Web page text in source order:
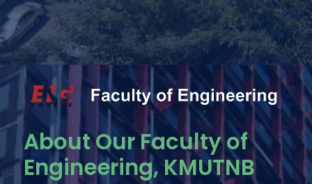
About Our Faculty of
Engineering, KMUTNB